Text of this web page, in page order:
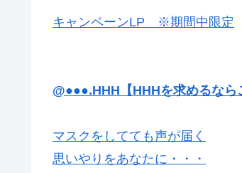
キャンペーンLP ※期間中限定
@●●●.HHH【HHHを求めるなら
マスクをしてても声が届く
思いやりをあなたに・・・